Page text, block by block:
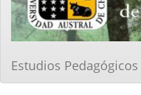
Estudios Pedagógicos